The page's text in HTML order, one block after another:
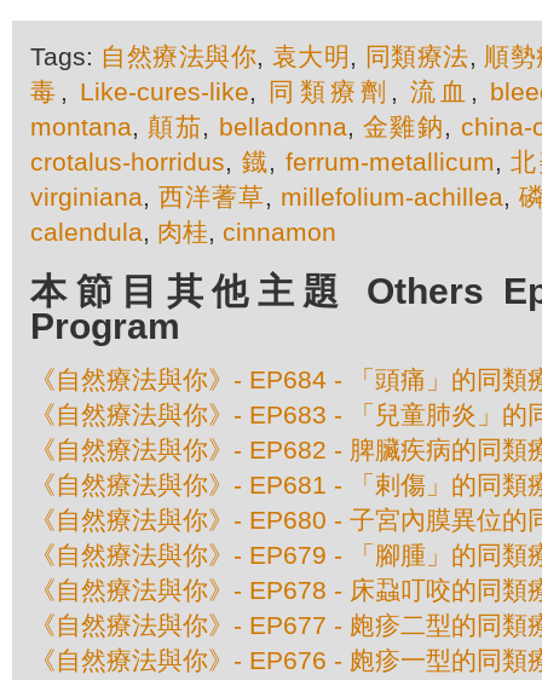
Tags: 自然療法與你, 袁大明 , 同類療法, 順
毒 , Like-cures-like, 同類療劑 , 流血 ,
montana,顛茄, belladonna,金雞鈉, china-
crotalus-horridus, 鐡, ferrum-metallicum,
virginiana, 西洋蓍草, millefolium-achillea,
calendula, 肉桂, cinnamon
本節目其他主題 Others
Program
《自然療法與你》- EP684 - 「頭痛」的同類
《自然療法與你》- EP683 - 「兒童肺炎」的
《自然療法與你》- EP682 - 脾臟疾病的同類
《自然療法與你》- EP681 - 「剌傷」的同類
《自然療法與你》- EP680 - 子宮內膜異位的
《自然療法與你》- EP679 - 「腳腫」的同類
《自然療法與你》- EP678 - 床蝨叮咬的同類
《自然療法與你》- EP677 - 皰疹二型的同類
《自然療法與你》- EP676 - 皰疹一型的同類